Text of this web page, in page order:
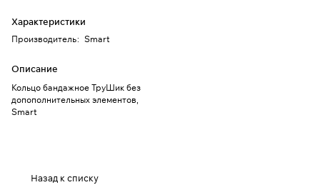
Характеристики
Производитель: Smart
Описание
Кольцо бандажное ТруШик без
допополнительных элементов,
Smart
Назад к списку